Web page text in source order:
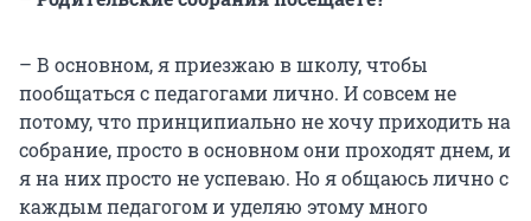
– В основном, я приезжаю в школу, чтобы
пообщаться с педагогами лично. И совсем не
потому, что принципиально не хочу приходить на
собрание, просто в основном они проходят днем, и
я на них просто не успеваю. Но я общаюсь лично с
каждым педагогом и уделяю этому много